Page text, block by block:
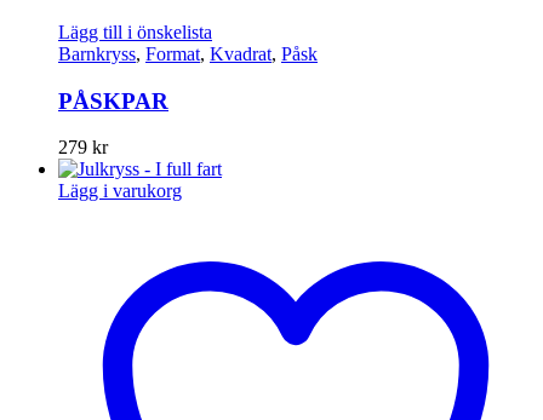
Lägg till i önskelista
Barnkryss, Format, Kvadrat, Påsk
PÅSKPAR
279 kr
Lägg i varukorg